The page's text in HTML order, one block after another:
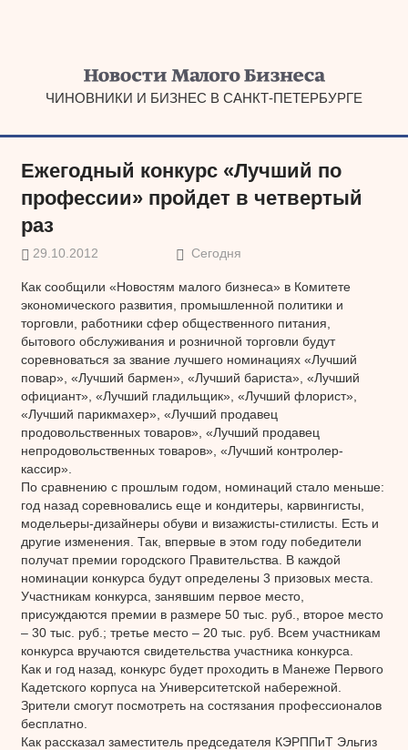
ЧИНОВНИКИ И БИЗНЕС В САНКТ-ПЕТЕРБУРГЕ
Ежегодный конкурс «Лучший по
профессии» пройдет в четвертый
раз
29.10.2012 Сегодня
Как сообщили «Новостям малого бизнеса» в Комитете
экономического развития, промышленной политики и
торговли, работники сфер общественного питания,
бытового обслуживания и розничной торговли будут
соревноваться за звание лучшего номинациях «Лучший
повар», «Лучший бармен», «Лучший бариста», «Лучший
официант», «Лучший гладильщик», «Лучший флорист»,
«Лучший парикмахер», «Лучший продавец
продовольственных товаров», «Лучший продавец
непродовольственных товаров», «Лучший контролер-
кассир».
По сравнению с прошлым годом, номинаций стало меньше:
год назад соревновались еще и кондитеры, карвингисты,
модельеры-дизайнеры обуви и визажисты-стилисты. Есть и
другие изменения. Так, впервые в этом году победители
получат премии городского Правительства. В каждой
номинации конкурса будут определены 3 призовых места.
Участникам конкурса, занявшим первое место,
присуждаются премии в размере 50 тыс. руб., второе место
– 30 тыс. руб.; третье место – 20 тыс. руб. Всем участникам
конкурса вручаются свидетельства участника конкурса.
Как и год назад, конкурс будет проходить в Манеже Первого
Кадетского корпуса на Университетской набережной.
Зрители смогут посмотреть на состязания профессионалов
бесплатно.
Как рассказал заместитель председателя КЭРППиТ Эльгиз